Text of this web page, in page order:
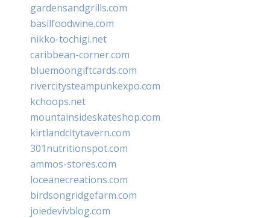
gardensandgrills.com
basilfoodwine.com
nikko-tochigi.net
caribbean-corner.com
bluemoongiftcards.com
rivercitysteampunkexpo.com
kchoops.net
mountainsideskateshop.com
kirtlandcitytavern.com
301nutritionspot.com
ammos-stores.com
loceanecreations.com
birdsongridgefarm.com
joiedevivblog.com